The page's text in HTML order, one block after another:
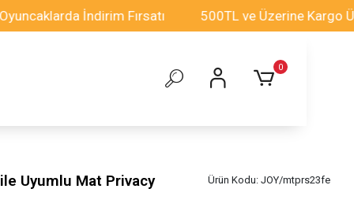
İndirim Fırsatı 500TL ve Üzerine Kargo
0
Uyumlu Mat Privacy Ürün Kodu: JOY/mtprs23fe